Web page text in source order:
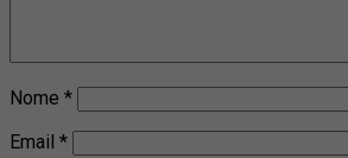
Nome *
Email *